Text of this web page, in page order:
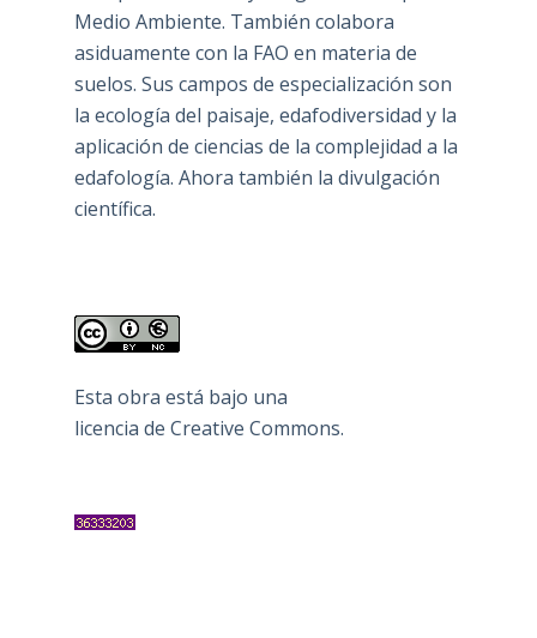
Medio Ambiente. También colabora
asiduamente con la FAO en materia de
suelos. Sus campos de especialización son
la ecología del paisaje, edafodiversidad y la
aplicación de ciencias de la complejidad a la
edafología. Ahora también la divulgación
científica.
Esta obra está bajo una
licencia de Creative Commons.